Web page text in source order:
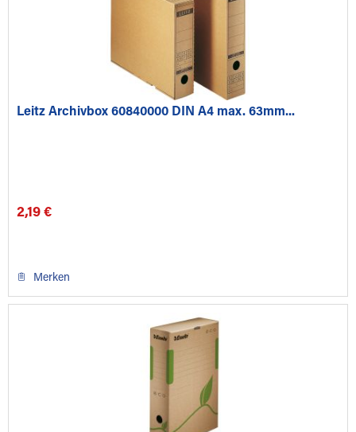
Leitz Archivbox 60840000 DIN A4 max. 63mm...
2,19 €
Merken